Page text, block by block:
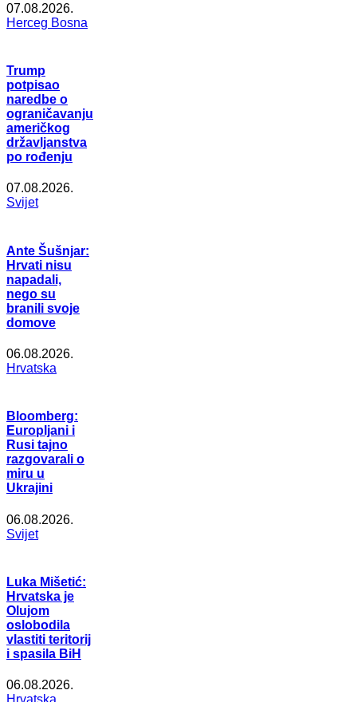
07.08.2026.
Herceg Bosna
Trump
potpisao
naredbe o
ograničavanju
američkog
državljanstva
po rođenju
07.08.2026.
Svijet
Ante Šušnjar:
Hrvati nisu
napadali,
nego su
branili svoje
domove
06.08.2026.
Hrvatska
Bloomberg:
Europljani i
Rusi tajno
razgovarali o
miru u
Ukrajini
06.08.2026.
Svijet
Luka Mišetić:
Hrvatska je
Olujom
oslobodila
vlastiti teritorij
i spasila BiH
06.08.2026.
Hrvatska